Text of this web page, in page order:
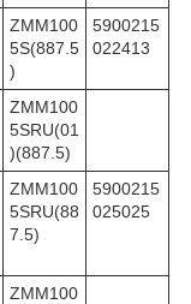
ZMM100
5S(887.5
)
5900215
022413
ZMM100
5SRU(01
)(887.5)
ZMM100
5SRU(88
7.5)
5900215
025025
ZMM100